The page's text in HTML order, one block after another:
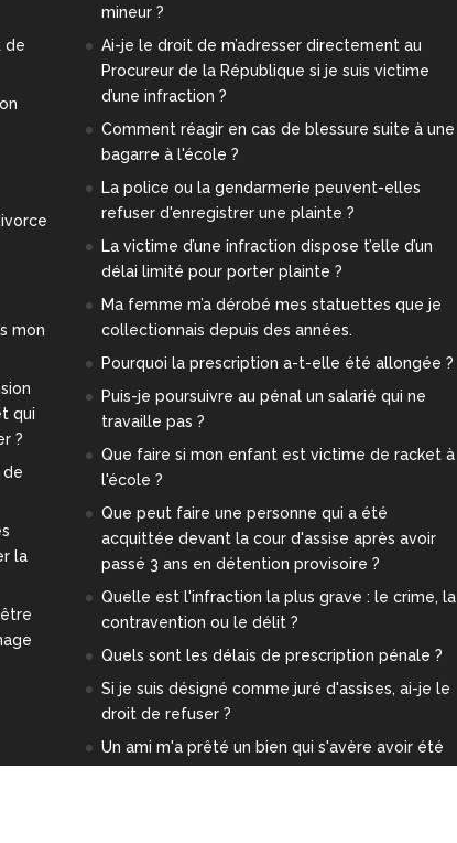
de
mon
qui
?
de
la
mineur ?
Ai-je le droit de m’adresser directement au
Procureur de la République si je suis victime
d’une infraction ?
Comment réagir en cas de blessure suite à une
bagarre à l'école ?
La police ou la gendarmerie peuvent-elles
refuser d'enregistrer une plainte ?
La victime d’une infraction dispose t’elle d’un
délai limité pour porter plainte ?
Ma femme m’a dérobé mes statuettes que je
collectionnais depuis des années.
Pourquoi la prescription a-t-elle été allongée ?
Puis-je poursuivre au pénal un salarié qui ne
travaille pas ?
Que faire si mon enfant est victime de racket à
l'école ?
Que peut faire une personne qui a été
acquittée devant la cour d'assise après avoir
passé 3 ans en détention provisoire ?
Quelle est l'infraction la plus grave : le crime, la
contravention ou le délit ?
Quels sont les délais de prescription pénale ?
Si je suis désigné comme juré d'assises, ai-je le
droit de refuser ?
Un ami m'a prêté un bien qui s'avère avoir été
volé. Est-ce-que je risque quelque chose ?